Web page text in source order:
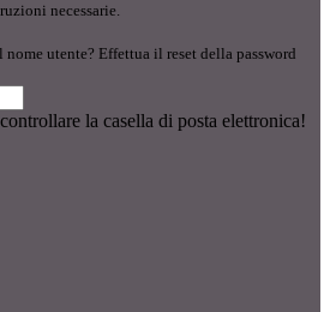
necessarie.
utente? Effettua il reset della password
la casella di posta elettronica!